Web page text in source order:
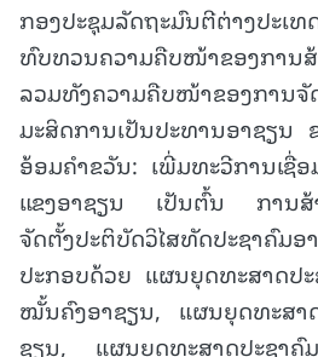
ກອງປະຊຸມລັດຖະມົນຕີຕ່າງປະເ
ທົບທວນຄວາມຄືບໜ້າຂອງການສ້
ລວມທັງຄວາມຄືບໜ້າຂອງການຈັ
ມະສິດການເປັນປະທານອາຊຽ
ອ້ອມຄໍາຂວັນ: ເພີ່ມທະວີການເຊື່
ແຂງອາຊຽນ ເປັນຕົ້ນ ການສ້
ຈັດຕັ້ງປະຕິບັດວິໄສທັດປະຊາ
ປະກອບດ້ວຍ ແຜນຍຸດທະສາດປະ
ໝັ້ນຄົງອາຊຽນ, ແຜນຍຸດທະສາດ
ຊຽນ, ແຜນຍຸດທະສາດປະຊາຄົ